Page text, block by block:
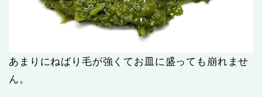
あまりにねばり毛が強くてお皿に盛っても崩れませ
ん。